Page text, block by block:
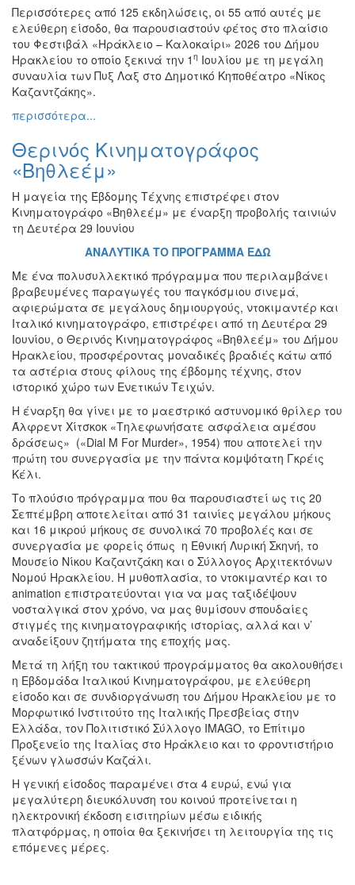
Εκθέσεις
Εκδηλώσεις
για
Παιδιά
Άλλες
Εκδηλώσεις
ΤΟΠΟΣ
ΜΑΣ
ΠΟΛΙΤΙΣΜΟΣ
ΑΝΘΕΚΤΙΚΗ
ΠΟΛΗ
Περισσότερες από 125 εκδηλώσεις, οι 55 από αυτές με
ελεύθερη είσοδο, θα παρουσιαστούν φέτος στο πλαίσιο
του Φεστιβάλ «Ηράκλειο – Καλοκαίρι» 2026 του Δήμου
Ηρακλείου το οποίο ξεκινά την 1 η Ιουλίου με τη μεγάλη
συναυλία των Πυξ Λαξ στο Δημοτικό Κηποθέατρο «Νίκος
Καζαντζάκης».
περισσότερα...
Θερινός Κινηματογράφος
«Βηθλεέμ»
Η μαγεία της Έβδομης Τέχνης επιστρέφει στον
Κινηματογράφο «Βηθλεέμ» με έναρξη προβολής ταινιών
τη Δευτέρα 29 Ιουνίου
ΑΝΑΛΥΤΙΚΑ ΤΟ ΠΡΟΓΡΑΜΜΑ ΕΔΩ
Με ένα πολυσυλλεκτικό πρόγραμμα που περιλαμβάνει
βραβευμένες παραγωγές του παγκόσμιου σινεμά,
αφιερώματα σε μεγάλους δημιουργούς, ντοκιμαντέρ και
Ιταλικό κινηματογράφο, επιστρέφει από τη Δευτέρα 29
Ιουνίου, ο Θερινός Κινηματογράφος «Βηθλεέμ» του Δήμου
Ηρακλείου, προσφέροντας μοναδικές βραδιές κάτω από
τα αστέρια στους φίλους της έβδομης τέχνης, στον
ιστορικό χώρο των Ενετικών Τειχών.
Η έναρξη θα γίνει με το μαεστρικό αστυνομικό θρίλερ του
Άλφρεντ Χίτσκοκ «Τηλεφωνήσατε ασφάλεια αμέσου
δράσεως» («Dial M For Murder», 1954) που αποτελεί την
πρώτη του συνεργασία με την πάντα κομψότατη Γκρέις
Κέλι.
Το πλούσιο πρόγραμμα που θα παρουσιαστεί ως τις 20
Σεπτέμβρη αποτελείται από 31 ταινίες μεγάλου μήκους
και 16 μικρού μήκους σε συνολικά 70 προβολές και σε
συνεργασία με φορείς όπως η Εθνική Λυρική Σκηνή, το
Μουσείο Νίκου Καζαντζάκη και ο Σύλλογος Αρχιτεκτόνων
Νομού Ηρακλείου. Η μυθοπλασία, το ντοκιμαντέρ και το
animation επιστρατεύονται για να μας ταξιδέψουν
νοσταλγικά στον χρόνο, να μας θυμίσουν σπουδαίες
στιγμές της κινηματογραφικής ιστορίας, αλλά και ν’
αναδείξουν ζητήματα της εποχής μας.
Μετά τη λήξη του τακτικού προγράμματος θα ακολουθήσει
η Εβδομάδα Ιταλικού Κινηματογράφου, με ελεύθερη
είσοδο και σε συνδιοργάνωση του Δήμου Ηρακλείου με το
Μορφωτικό Ινστιτούτο της Ιταλικής Πρεσβείας στην
Ελλάδα, τον Πολιτιστικό Σύλλογο IMAGO, το Επίτιμο
Προξενείο της Ιταλίας στο Ηράκλειο και το φροντιστήριο
ξένων γλωσσών Καζάλι.
Η γενική είσοδος παραμένει στα 4 ευρώ, ενώ για
μεγαλύτερη διευκόλυνση του κοινού προτείνεται η
ηλεκτρονική έκδοση εισιτηρίων μέσω ειδικής
πλατφόρμας, η οποία θα ξεκινήσει τη λειτουργία της τις
επόμενες μέρες.